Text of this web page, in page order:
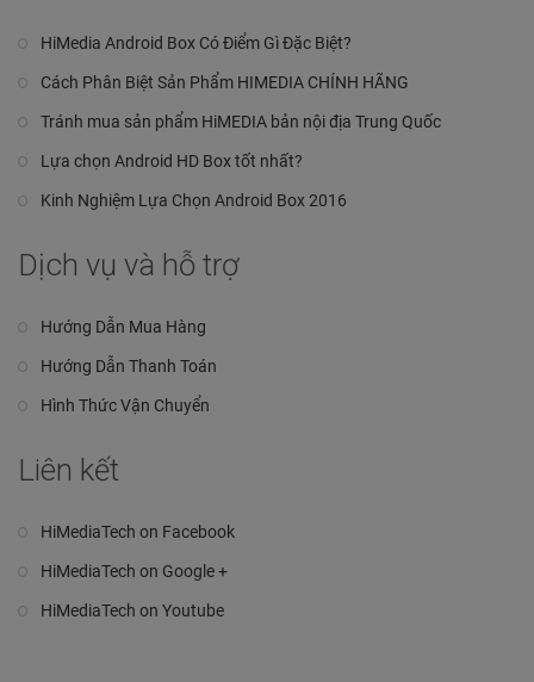
HiMedia Android Box Có Điểm Gì Đặc Biệt?
Cách Phân Biệt Sản Phẩm HIMEDIA CHÍNH HÃNG
Tránh mua sản phẩm HiMEDIA bản nội địa Trung Quốc
Lựa chọn Android HD Box tốt nhất?
Kinh Nghiệm Lựa Chọn Android Box 2016
Dịch vụ và hỗ trợ
Hướng Dẫn Mua Hàng
Hướng Dẫn Thanh Toán
Hình Thức Vận Chuyển
Liên kết
HiMediaTech on Facebook
HiMediaTech on Google +
HiMediaTech on Youtube